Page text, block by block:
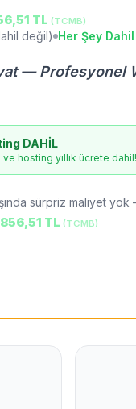
TL (TCMB)
değil) Her Şey Dahil
— Profesyonel
DAHİL
ve hosting yıllık ücrete dahil!
sürpriz maliyet
TL (TCMB)